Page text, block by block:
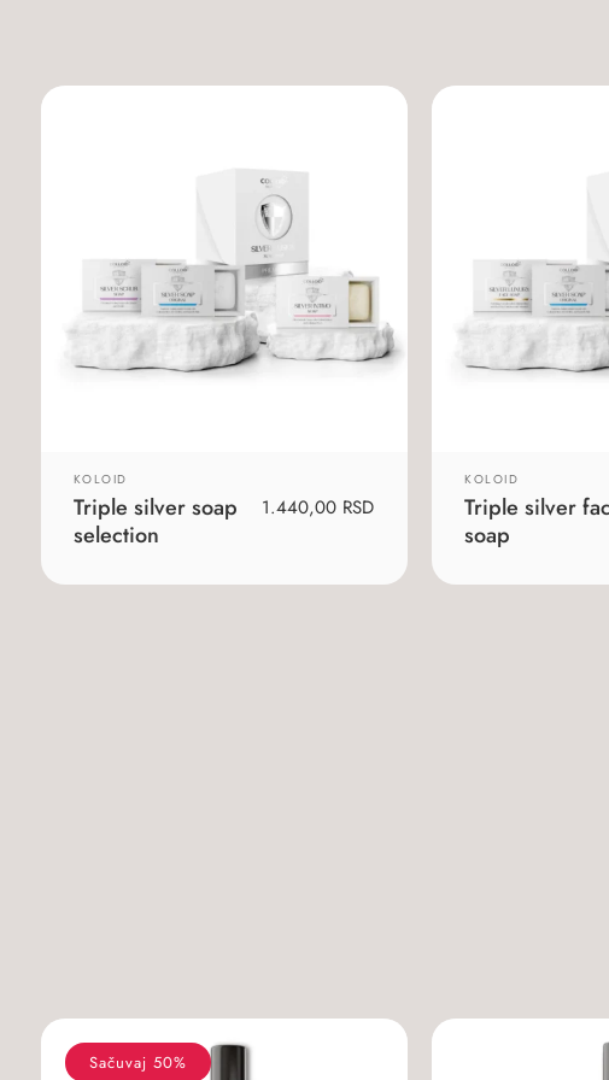
KOLOID
Triple silver soap
selection
1.440,00 RSD
KOLOID
Triple silver
soap
Sačuvaj 50%